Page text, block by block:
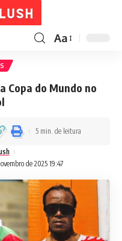
Aa
Copa do Mundo no
de 2025 19:47
5 min. de leitura